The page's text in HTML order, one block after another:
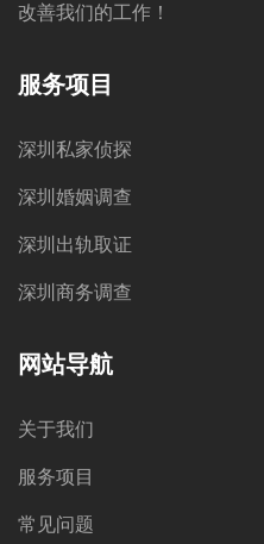
改善我们的工作！
服务项目
深圳私家侦探
深圳婚姻调查
深圳出轨取证
深圳商务调查
网站导航
关于我们
服务项目
常见问题